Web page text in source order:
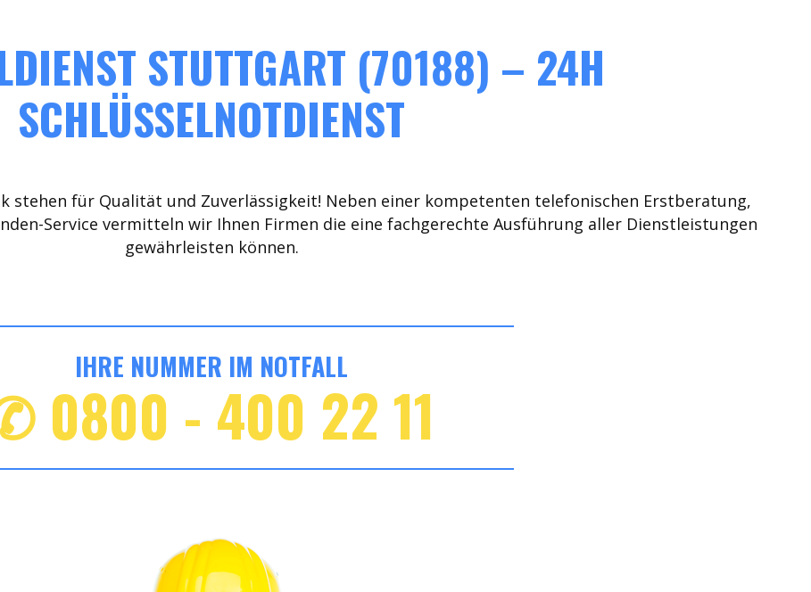
STUTTGART (70188) – 24H
SCHLÜSSELNOTDIENST
stehen für Qualität und Zuverlässigkeit! Neben einer kompetenten telefonischen Erstberatung,
Service vermitteln wir Ihnen Firmen die eine fachgerechte Ausführung aller Dienstleistungen
gewährleisten können.
IHRE NUMMER IM NOTFALL
0800 - 400 22 11